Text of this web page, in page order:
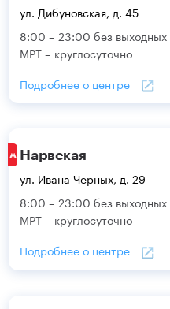
ул. Дибуновская, д. 45
8:00 – 23:00 без выходных
МРТ – круглосуточно
Подробнее о центре
Нарвская
ул. Ивана Черных, д. 29
8:00 – 23:00 без выходных
МРТ – круглосуточно
Подробнее о центре